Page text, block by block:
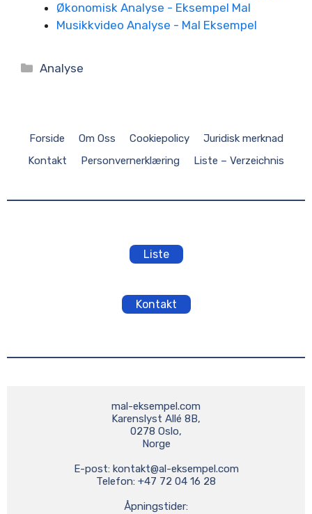
Økonomisk Analyse - Eksempel Mal
Musikkvideo Analyse - Mal Eksempel
Kategorier
Analyse
Forside Om Oss Cookiepolicy
Juridisk merknad
Kontakt
Personvernerklæring Liste – Verzeichnis
Liste
Kontakt
mal-eksempel.com
Karenslyst Allé 8B,
0278 Oslo,
Norge
E-post: kontakt@al-eksempel.com
Telefon: +47 72 04 16 28
Åpningstider: